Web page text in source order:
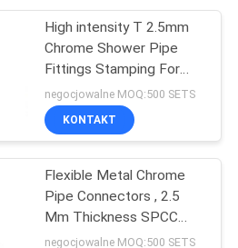
32
31
High intensity T 2.5mm
Chrome Shower Pipe
Fittings Stamping For
Pipe Racking
negocjowalne MOQ:500 SETS
KONTAKT
Flexible Metal Chrome
Pipe Connectors , 2.5
Mm Thickness SPCC
Steel
negocjowalne MOQ:500 SETS